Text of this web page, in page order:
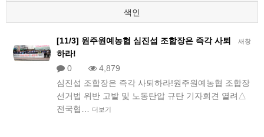
색인
새창
[11/3] 원주원예농협 심진섭 조합장은 즉각 사퇴
하라!
0
4,879
심진섭 조합장은 즉각 사퇴하라!원주원예농협 조합장
선거법 위반 고발 및 노동탄압 규탄 기자회견 열려​△
전국협…
더보기